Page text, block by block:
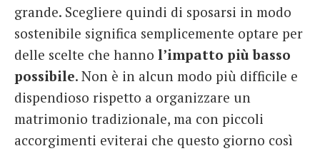
grande. Scegliere quindi di sposarsi in modo
sostenibile significa semplicemente optare per
delle scelte che hanno l’impatto più basso
possibile. Non è in alcun modo più difficile e
dispendioso rispetto a organizzare un
matrimonio tradizionale, ma con piccoli
accorgimenti eviterai che questo giorno così